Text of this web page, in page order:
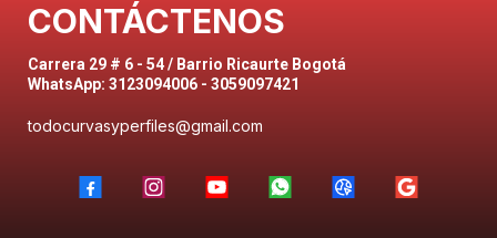
CONTÁCTENOS
Carrera 29 # 6 - 54 / Barrio Ricaurte Bogotá
WhatsApp: 3123094006 - 3059097421
todocurvasyperfiles@gmail.com